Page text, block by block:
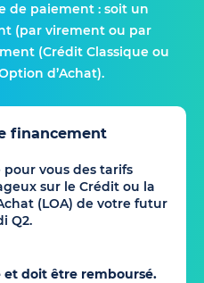
de paiement : soit un
(par virement ou par
(Crédit Classique ou
d’Achat).
financement
vous des tarifs
sur le Crédit ou la
(LOA) de votre futur
Q2.
et doit être remboursé.